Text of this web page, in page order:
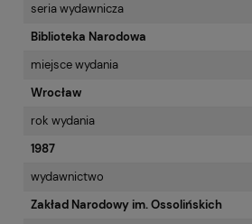
seria wydawnicza
Biblioteka Narodowa
miejsce wydania
Wrocław
rok wydania
1987
wydawnictwo
Zakład Narodowy im. Ossolińskich